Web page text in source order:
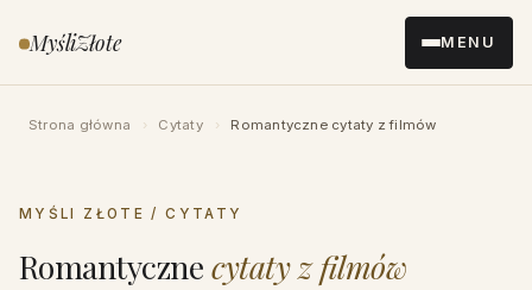
do MyśliZłote MENU
Strona główna › Cytaty › Romantyczne cytaty z filmów
MYŚLI ZŁOTE / CYTATY
Romantycznecytaty z filmów